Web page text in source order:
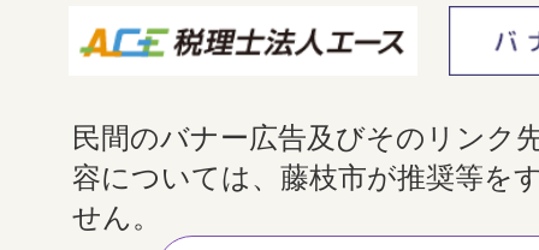
民間のバナー広告及びそのリンク
容については、藤枝市が推奨等を
せん。